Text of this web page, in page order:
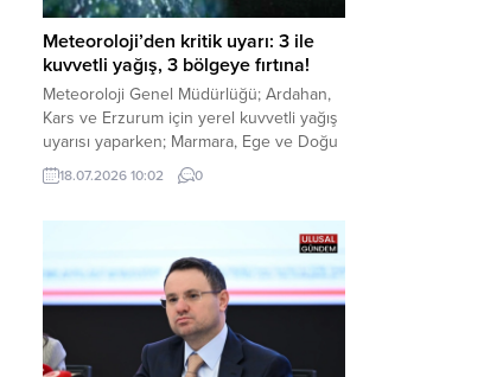
Meteoroloji’den kritik uyarı: 3 ile
kuvvetli yağış, 3 bölgeye fırtına!
Meteoroloji Genel Müdürlüğü; Ardahan,
Kars ve Erzurum için yerel kuvvetli yağış
uyarısı yaparken; Marmara, Ege ve Doğu
Anadolu’nun belirli kesimlerinde ise
saatte 60 kilometre hıza ulaşabilecek
tedbirli olmaya çağırdı. Haber Merkezi –
Çevre, Şehircilik ve İklim Değişikliği
Bakanlığı Meteoroloji Genel Müdürlüğü,
ülke genelini kapsayan son hava...
18.07.2026 10:02 0